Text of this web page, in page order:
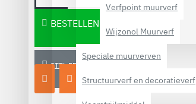
Verfpoint muurverf
Wijzonol Muurverf
Speciale muurverven
Structuurverf en decoratieverf
BESTELLEN
STEL EEN VRAAG